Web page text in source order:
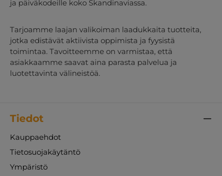
ja päiväkodeille koko Skandinaviassa.
Tarjoamme laajan valikoiman laadukkaita tuotteita,
jotka edistävät aktiivista oppimista ja fyysistä
toimintaa. Tavoitteemme on varmistaa, että
asiakkaamme saavat aina parasta palvelua ja
luotettavinta välineistöä.
Tiedot
Kauppaehdot
Tietosuojakäytäntö
Ympäristö